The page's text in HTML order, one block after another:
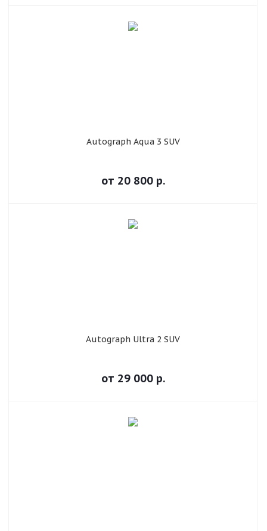
Autograph Aqua 3 SUV
от 20 800р.
Autograph Ultra 2 SUV
от 29 000р.